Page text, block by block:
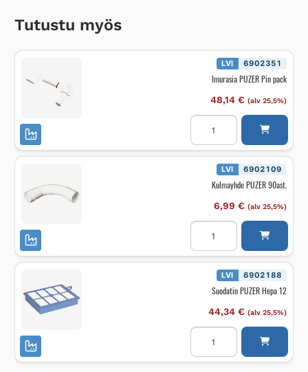
Tutustu myös
LVI 6902351
Imurasia PUZER Pin pack
48,14 € (alv 25,5%)
Imurasia
PUZER
pack
määrä
LVI 6902109
Kulmayhde PUZER 90ast.
6,99 € (alv 25,5%)
Kulmayhde
PUZER
määrä
LVI 6902188
Suodatin PUZER Hepa 12
44,34 € (alv 25,5%)
Suodatin
PUZER
12